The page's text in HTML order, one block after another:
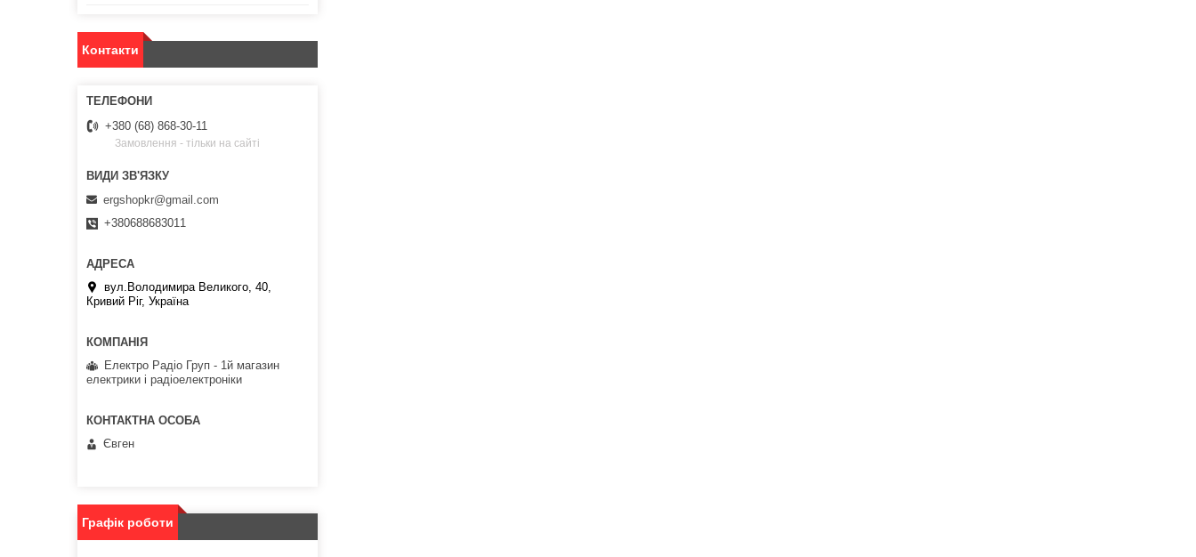
Контакти
+380 (68) 868-30-11
Замовлення - тільки на сайті
ergshopkr@gmail.com
+380688683011
вул.Володимира Великого, 40,
Кривий Ріг, Україна
Електро Радіо Груп - 1й магазин
електрики і радіоелектроніки
Євген
Графік роботи